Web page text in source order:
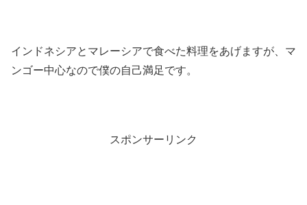
インドネシアとマレーシアで食べた料理をあげますが、マ
ンゴー中心なので僕の自己満足です。
スポンサーリンク